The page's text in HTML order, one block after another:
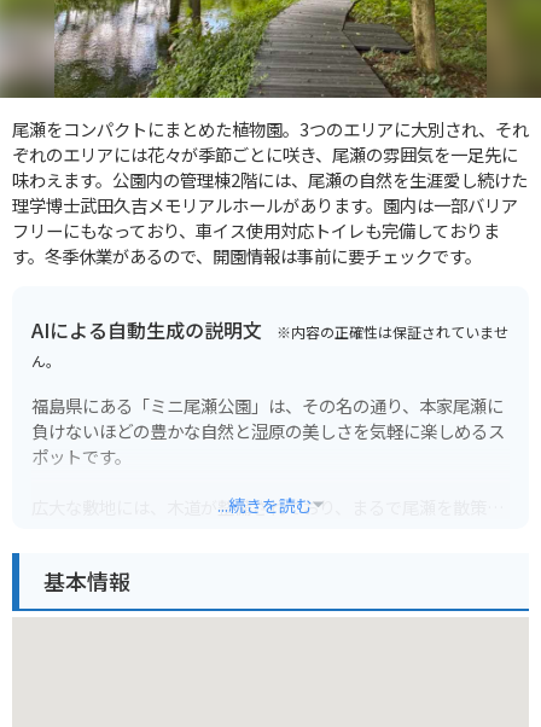
尾瀬をコンパクトにまとめた植物園。3つのエリアに大別され、それ
ぞれのエリアには花々が季節ごとに咲き、尾瀬の雰囲気を一足先に
味わえます。公園内の管理棟2階には、尾瀬の自然を生涯愛し続けた
理学博士武田久吉メモリアルホールがあります。園内は一部バリア
フリーにもなっており、車イス使用対応トイレも完備しておりま
す。冬季休業があるので、開園情報は事前に要チェックです。
AIによる自動生成の説明文 ※内容の正確性は保証されていませ
ん。
福島県にある「ミニ尾瀬公園」は、その名の通り、本家尾瀬に
負けないほどの豊かな自然と湿原の美しさを気軽に楽しめるス
ポットです。
広大な敷地には、木道が整備されており、まるで尾瀬を散策し
がります。夏は緑豊かな湿原、秋は紅葉と、四季折々の自然の
移ろいを感じられるのも魅力です。展望台からは、公園全体を
...続きを読む
基本情報